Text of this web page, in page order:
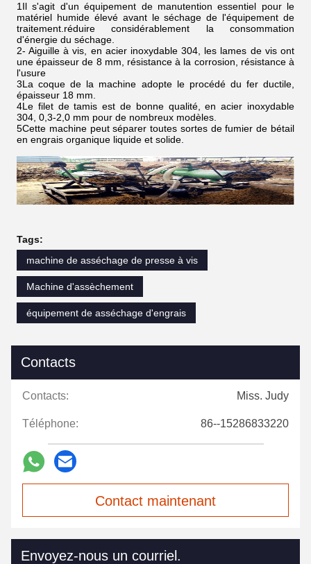
1 Il s'agit d'un équipement de manutention essentiel pour le
matériel humide élevé avant le séchage de l'équipement de
traitement.réduire considérablement la consommation
d'énergie du séchage.
2- Aiguille à vis, en acier inoxydable 304, les lames de vis ont
une épaisseur de 8 mm, résistance à la corrosion, résistance à
l'usure
3La coque de la machine adopte le procédé du fer ductile,
épaisseur 18 mm.
4Le filet de tamis est de bonne qualité, en acier inoxydable
304, 0,3-2,0 mm pour de nombreux modèles.
5Cette machine peut séparer toutes sortes de fumier de bétail
en engrais organique liquide et solide.
Tags:
machine de asséchage de presse à vis
Machine d'assèchement
équipement de asséchage d'engrais
Contacts
Contacts: Miss. Judy
Téléphone: 86--15286833220
Contact maintenant
Envoyez-nous un courriel.